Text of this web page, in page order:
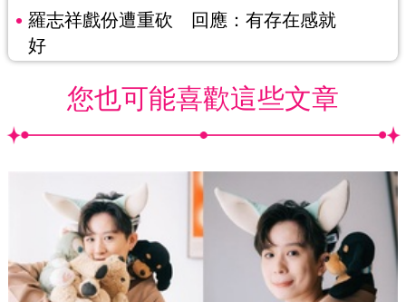
羅志祥戲份遭重砍 回應：有存在感就
好
您也可能喜歡這些文章